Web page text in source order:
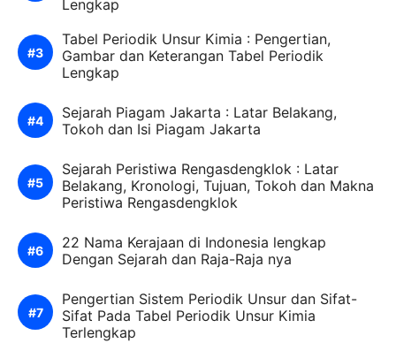
Lengkap
Tabel Periodik Unsur Kimia : Pengertian,
Gambar dan Keterangan Tabel Periodik
Lengkap
Sejarah Piagam Jakarta : Latar Belakang,
Tokoh dan Isi Piagam Jakarta
Sejarah Peristiwa Rengasdengklok : Latar
Belakang, Kronologi, Tujuan, Tokoh dan Makna
Peristiwa Rengasdengklok
22 Nama Kerajaan di Indonesia lengkap
Dengan Sejarah dan Raja-Raja nya
Pengertian Sistem Periodik Unsur dan Sifat-
Sifat Pada Tabel Periodik Unsur Kimia
Terlengkap